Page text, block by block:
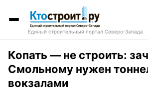
Единый строительный портал Северо-Запада
Копать — не строить:
Смольному нужен
вокзалами